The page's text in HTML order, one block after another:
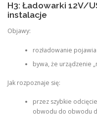
H3: Ładowarki 12V/
instalacje
Objawy:
rozładowanie
bywa, że urządzenie
Jak rozpoznaje się:
przez szybkie
obwodu do obwodu